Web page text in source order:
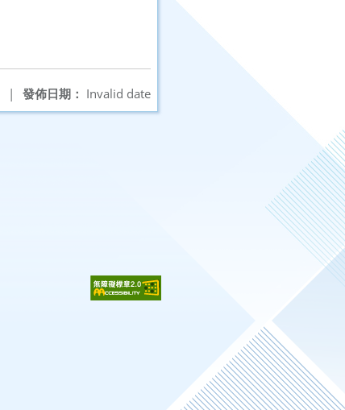
發佈日期： Invalid date
|